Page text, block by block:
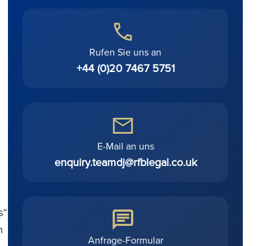
Rufen Sie uns an
+44 (0)20 7467 5751
E-Mail an uns
enquiry.teamdj@rfblegal.co.uk
Anfrage-Formular